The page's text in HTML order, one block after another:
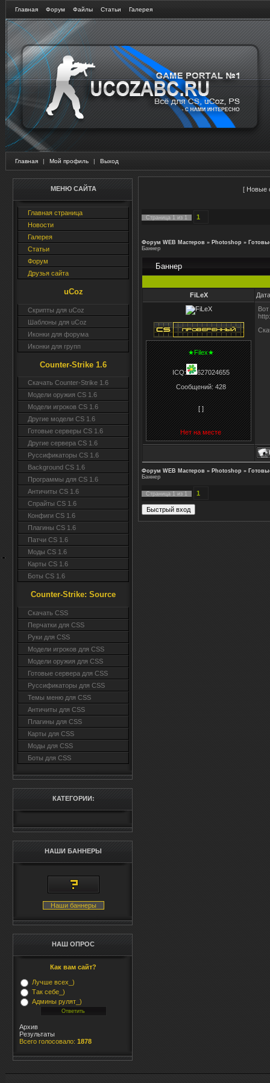
Главная Форум Файлы Статьи Галерея
Главная | Мой профиль | Выход
МЕНЮ САЙТА
Главная страница
Новости
Галерея
Статьи
Форум
Друзья сайта
uCoz
Скрипты для uCoz
Шаблоны для uCoz
Иконки для форума
Иконки для групп
Counter-Strike 1.6
Скачать Counter-Strike 1.6
Модели оружия CS 1.6
Модели игроков CS 1.6
Другие модели CS 1.6
Готовые серверы CS 1.6
Другие сервера CS 1.6
Руссификаторы CS 1.6
Background CS 1.6
Программы для CS 1.6
Античиты CS 1.6
Спрайты CS 1.6
Конфиги CS 1.6
Плагины CS 1.6
Патчи CS 1.6
Моды CS 1.6
Карты CS 1.6
Боты CS 1.6
Counter-Strike: Source
Cкачать CSS
Перчатки для CSS
Руки для CSS
Модели игроков для CSS
Модели оружия для CSS
Готовые сервера для CSS
Руссификаторы для CSS
Темы меню для CSS
Античиты для CSS
Плагины для CSS
Карты для CSS
Моды для CSS
Боты для CSS
КАТЕГОРИИ:
НАШИ БАННЕРЫ
Наши баннеры
НАШ ОПРОС
Как вам сайт?
Лучше всех_)
Так себе_)
Админы рулят_)
Архив
Результаты
Всего голосовало: 1878
[ Новые
Страница 1 из 1 1
Форум WEB Мастеров » Photoshop »
Баннер
Баннер
FiLeX
★Filex★
ICQ:
627024655
Сообщений:428
[ ]
Нет на месте
Форум WEB Мастеров » Photoshop »
Баннер
Страница 1 из 1 1